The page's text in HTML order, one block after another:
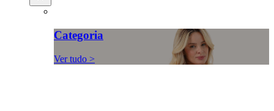
Categoria
Ver tudo >